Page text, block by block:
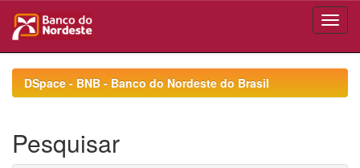
navigationDSpace - BNB - Banco do Nordeste do Brasil
Pesquisar